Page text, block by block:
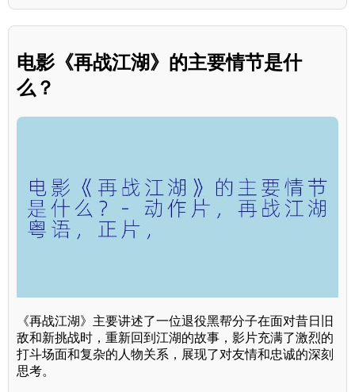
电影《再战江湖》的主要情节是什
么？
《再战江湖》主要讲述了一位退役黑帮分子在面对昔日旧
敌和新挑战时，重新回到江湖的故事，影片充满了激烈的
打斗场面和复杂的人物关系，展现了对友情和忠诚的深刻
思考。